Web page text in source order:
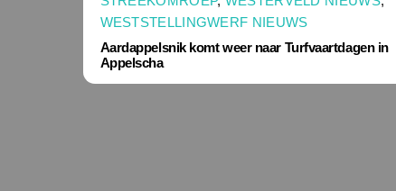
WESTSTELLINGWERF NIEUWS
Aardappelsnik komt weer naar Turfvaartdagen in
Appelscha